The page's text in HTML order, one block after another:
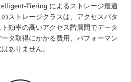
Tiering によるストレージ最適
ストレージクラスは、アクセスパタ
効率の高いアクセス階層間でデータ
タ取得にかかる費用、パフォーマン
ありません。